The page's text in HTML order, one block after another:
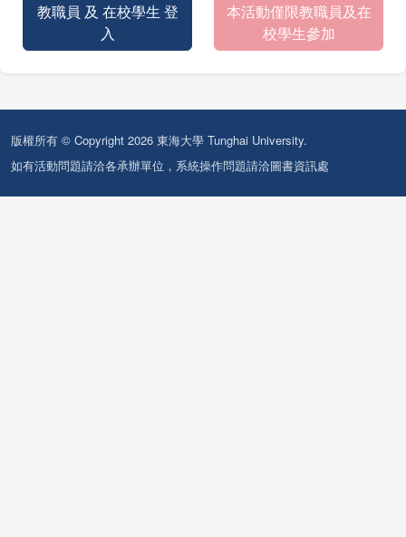
教職員 及 在校學生 登
入
本活動僅限教職員及在
校學生參加
版權所有 © Copyright 2026 東海大學 Tunghai University.
如有活動問題請洽各承辦單位，系統操作問題請洽圖書資訊處